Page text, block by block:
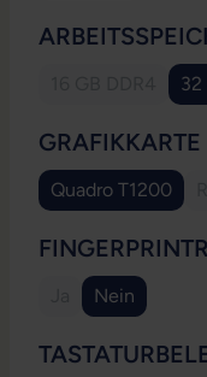
(Diese
32
GRAFIKKARTE
Quadro T1200
(Diese Option ist
Nein